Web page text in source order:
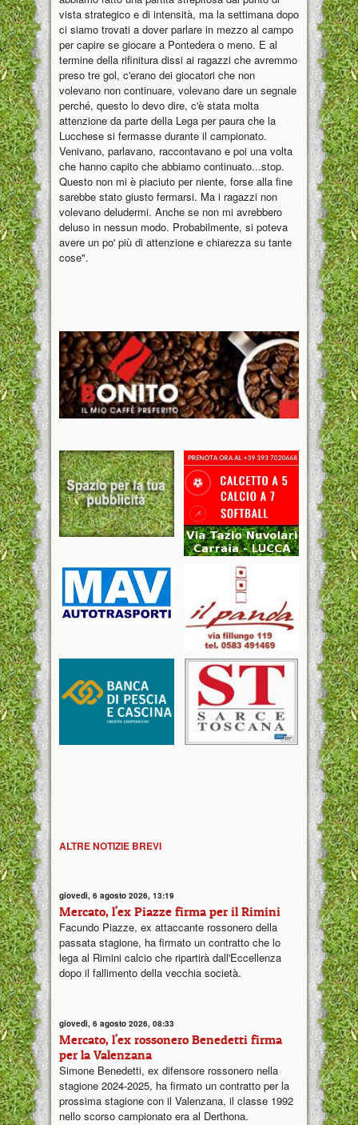
vista strategico e di intensità, ma la settimana dopo
ci siamo trovati a dover parlare in mezzo al campo
per capire se giocare a Pontedera o meno. E al
termine della rifinitura dissi ai ragazzi che avremmo
preso tre gol, c'erano dei giocatori che non
volevano non continuare, volevano dare un segnale
perché, questo lo devo dire, c'è stata molta
attenzione da parte della Lega per paura che la
Lucchese si fermasse durante il campionato.
Venivano, parlavano, raccontavano e poi una volta
che hanno capito che abbiamo continuato...stop.
Questo non mi è piaciuto per niente, forse alla fine
sarebbe stato giusto fermarsi. Ma i ragazzi non
volevano deludermi. Anche se non mi avrebbero
deluso in nessun modo. Probabilmente, si poteva
avere un po' più di attenzione e chiarezza su tante
cose".
ALTRE NOTIZIE BREVI
giovedì, 6 agosto 2026, 13:19
Mercato, l'ex Piazze firma per il Rimini
Facundo Piazze, ex attaccante rossonero della
passata stagione, ha firmato un contratto che lo
lega al Rimini calcio che ripartirà dall'Eccellenza
dopo il fallimento della vecchia società.
giovedì, 6 agosto 2026, 08:33
Mercato, l'ex rossonero Benedetti firma
per la Valenzana
Simone Benedetti, ex difensore rossonero nella
stagione 2024-2025, ha firmato un contratto per la
prossima stagione con il Valenzana, il classe 1992
nello scorso campionato era al Derthona.